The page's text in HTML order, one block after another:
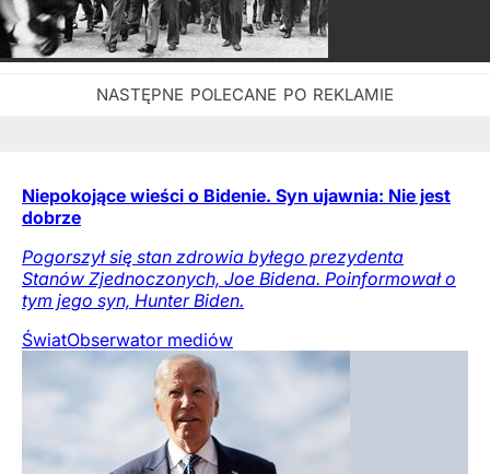
Niepokojące wieści o Bidenie. Syn ujawnia: Nie jest
dobrze
Pogorszył się stan zdrowia byłego prezydenta
Stanów Zjednoczonych, Joe Bidena. Poinformował o
tym jego syn, Hunter Biden.
ŚwiatObserwator mediów